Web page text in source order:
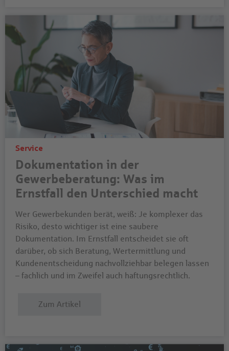
Service
Dokumentation in der
Gewerbeberatung: Was im
Ernstfall den Unterschied macht
Wer Gewerbekunden berät, weiß: Je komplexer das
Risiko, desto wichtiger ist eine saubere
Dokumentation. Im Ernstfall entscheidet sie oft
darüber, ob sich Beratung, Wertermittlung und
Kundenentscheidung nachvollziehbar belegen lassen
– fachlich und im Zweifel auch haftungsrechtlich.
Zum Artikel